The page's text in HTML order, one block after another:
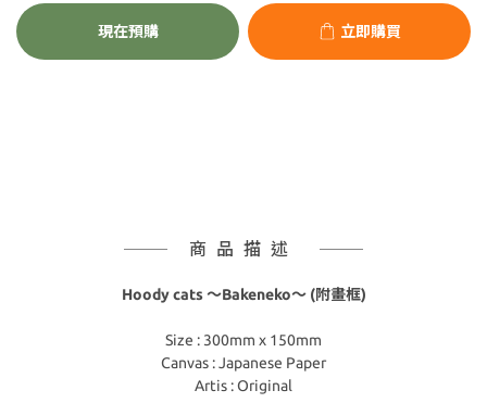
現在預購 立即購買
商品描述
Hoody cats ～Bakeneko～ (附畫框)
Size : 300mm x 150mm
Canvas : Japanese Paper
Artis : Original